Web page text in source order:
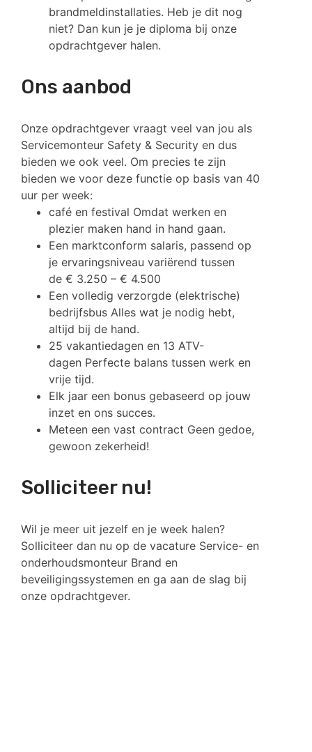
brandmeldinstallaties. Heb je dit nog
niet? Dan kun je je diploma bij onze
opdrachtgever halen.
Ons aanbod
Onze opdrachtgever vraagt veel van jou als
Servicemonteur Safety & Security en dus
bieden we ook veel. Om precies te zijn
bieden we voor deze functie op basis van 40
uur per week:
café en festival Omdat werken en
plezier maken hand in hand gaan.
Een marktconform salaris, passend op
je ervaringsniveau variërend tussen
de € 3.250 – € 4.500
Een volledig verzorgde (elektrische)
bedrijfsbus Alles wat je nodig hebt,
altijd bij de hand.
25 vakantiedagen en 13 ATV-
dagen Perfecte balans tussen werk en
vrije tijd.
Elk jaar een bonus gebaseerd op jouw
inzet en ons succes.
Meteen een vast contract Geen gedoe,
gewoon zekerheid!
Solliciteer nu!
Wil je meer uit jezelf en je week halen?
Solliciteer dan nu op de vacature Service- en
onderhoudsmonteur Brand en
beveiligingssystemen en ga aan de slag bij
onze opdrachtgever.